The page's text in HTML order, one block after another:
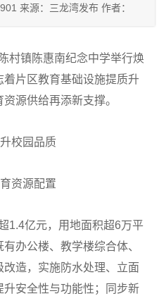
来源：三龙湾发布 作者：
村镇陈惠南纪念中学举行焕
片区教育基础设施提质升
源供给再添新支撑。
校园品质
资源配置
1.4亿元，用地面积超6万平
办公楼、教学楼综合体、
造，实施防水处理、立面
安全性与功能性；同步新